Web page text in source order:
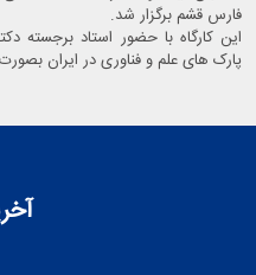
فارس قشم برگزار شد.
این کارگاه با حضور استاد برجسته
پارک های علم و فناوری در ایران